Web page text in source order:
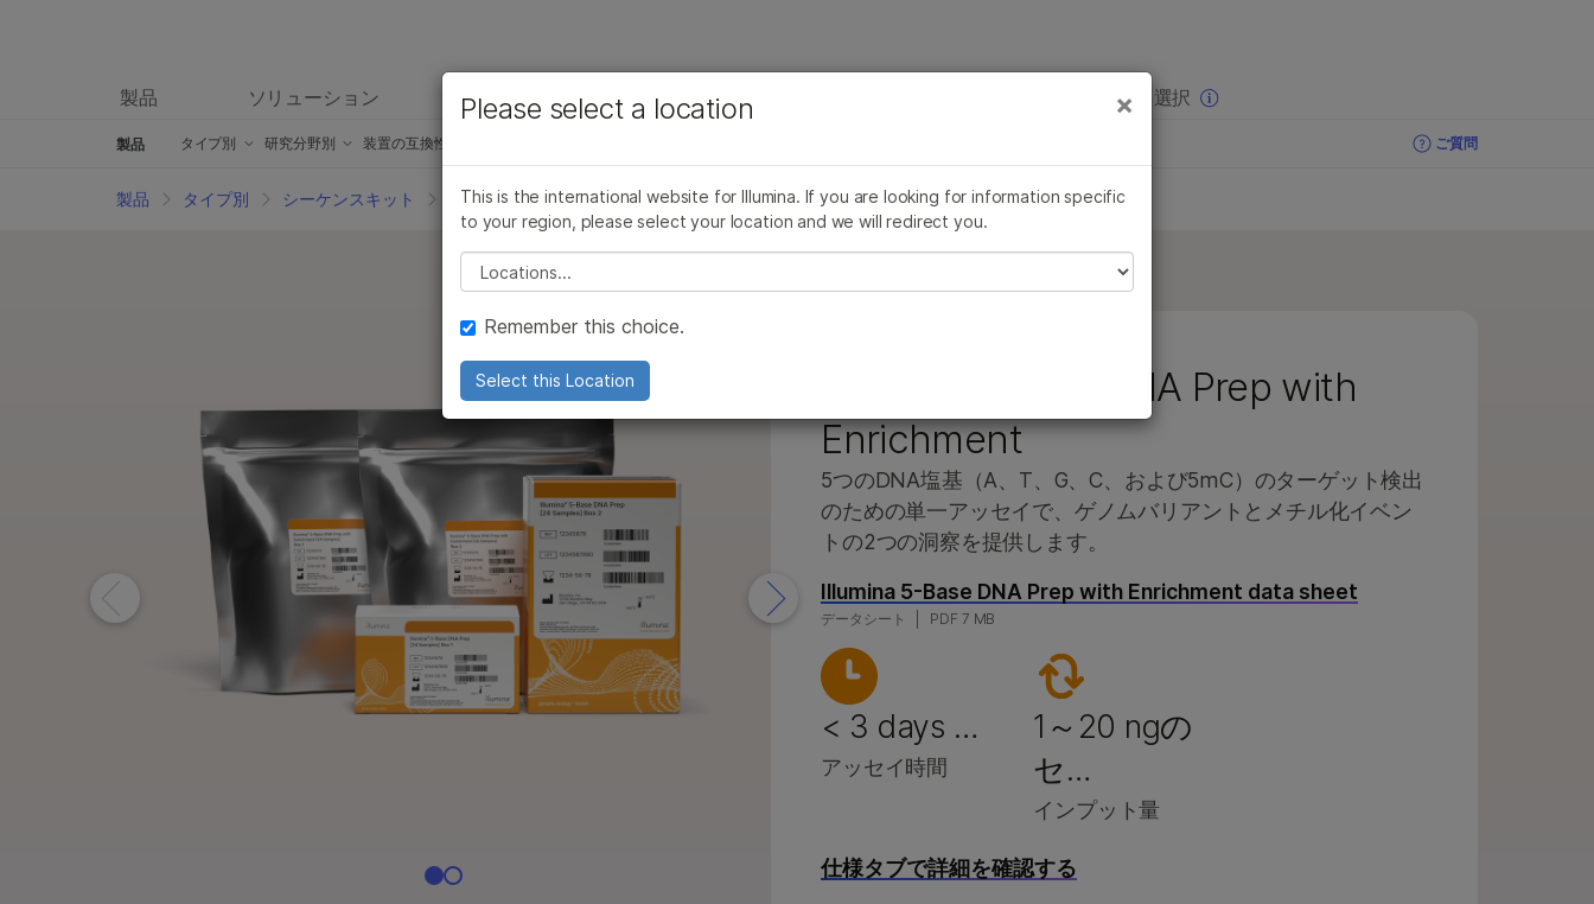
製品 ソリューション ラーニング 企業情報 お気に入りの分野を選択
製品 タイプ別
シーケンスキット
グローバルIVD製品
アクセサリー製品
サービスおよびトレーニング製品
研究分野別
がん研究製品
生殖医学製品
遺伝性疾患の製品
装置の互換性別
iScan製品
MiSeqの製品
MiSeqDx システム製品
NextSeq 500およびNextSeq 550製品
NovaSeq 6000製品
NovaSeq 6000製品
NextSeq 1000 & 2000製品
NovaSeq Xシリーズ製品
MiSeq i100製品
AmpliSeq for Illumina
TruSight Oncology製品ライン
TruSightパネル
Illumina DNA Prep
Infiniumアレイ
Pillar oncoRevealパネル
TruPath Genomeソリューション
イルミナ5塩基ソリューション
StrataMap Spatialトランスクリプトーム
Illumina SOMAmer proteomics
Pillar oncoRevealパネル
製品ライン別
すべての製品を見る
ご質問
製品 概要タイプ別
シーケンスキット
マイクロアレイ用キット製品および試薬
グローバルIVD製品
アクセサリー製品
サービスおよびトレーニング製品
研究分野別
がん研究製品
複雑な疾患の研究製品
アグリゲノム関連製品
生殖医学製品
遺伝性疾患の製品
装置の互換性別
iScan製品
iSeq 100製品
MiSeqの製品
MiSeqの製品
MiSeqDx システム製品
NextSeq 500およびNextSeq 550製品
NovaSeq 6000製品
NovaSeq 6000製品
NextSeq 1000 & 2000製品
NovaSeq Xシリーズ製品
MiSeq i100製品
お問い合わせ
製品 タイプ別 シーケンスキット ライブラリー調製キット Illumina 5-Base DNA Prep with Enrichment
Illumina 5-Base DNA Prep with
Enrichment
5つのDNA塩基（A、T、G、C、および5mC）のターゲット検出
のための単一アッセイで、ゲノムバリアントとメチル化イベン
トの2つの洞察を提供します。
Illumina 5-Base DNA Prep with Enrichment data sheet
データシート PDF 7 MB
< 3 days …
アッセイ時間
1～20 ngの
セ…
インプット量
仕様タブで詳細を確認する
×
Please select a location
This is the international website for Illumina. If you are looking for information specific
to your region, please select your location and we will redirect you.
Please select a location
Remember this choice.
Select this Location
お気に入りの分野を選択すると、関連性の高いコンテン
ツへのリンクが表示されます:
×
微生物研究
農学研究
生殖医学
遺伝性および希少疾患研究